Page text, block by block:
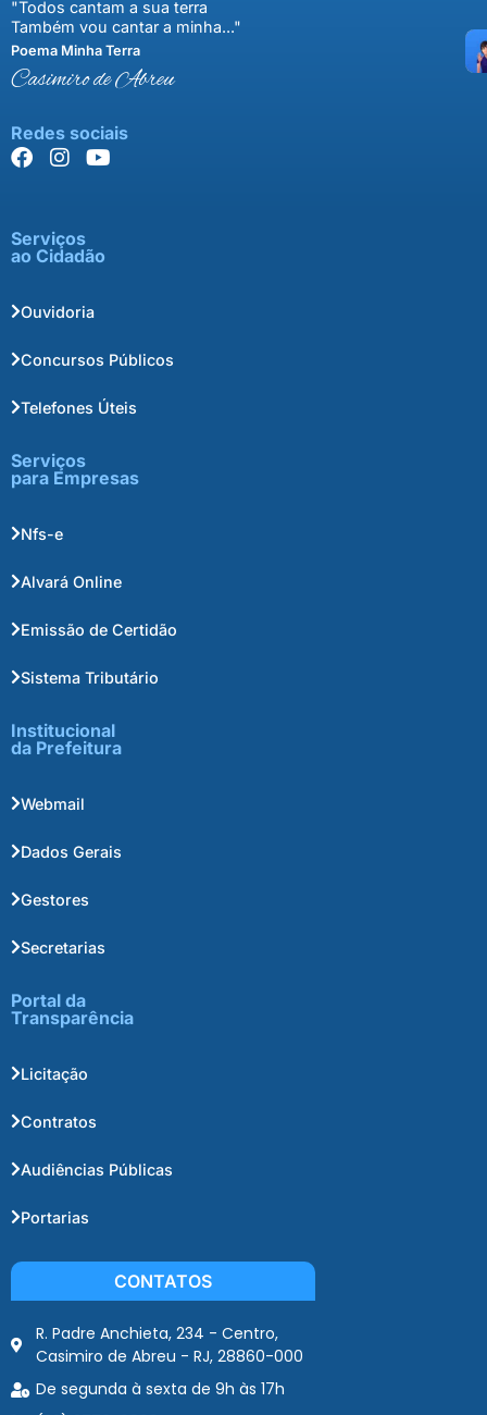
"Todos cantam a sua terra
Também vou cantar a minha..."
Poema Minha Terra
Casimiro de Abreu
Redes sociais
Serviços
ao Cidadão
Ouvidoria
Concursos Públicos
Telefones Úteis
Serviços
para Empresas
Nfs-e
Alvará Online
Emissão de Certidão
Sistema Tributário
Institucional
da Prefeitura
Webmail
Dados Gerais
Gestores
Secretarias
Portal da
Transparência
Licitação
Contratos
Audiências Públicas
Portarias
CONTATOS
R. Padre Anchieta, 234 - Centro,
Casimiro de Abreu - RJ, 28860-000
De segunda à sexta de 9h às 17h